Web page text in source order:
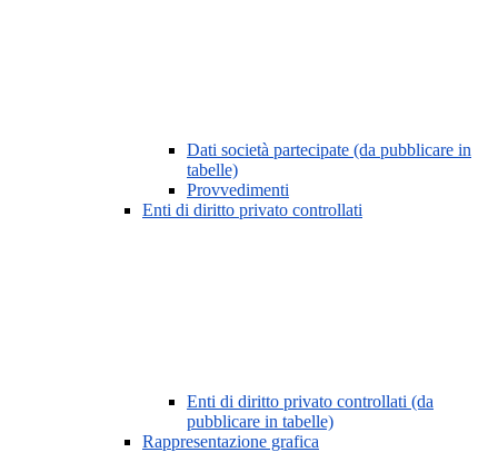
Dati società partecipate (da pubblicare in
tabelle)
Provvedimenti
Enti di diritto privato controllati
Enti di diritto privato controllati (da
pubblicare in tabelle)
Rappresentazione grafica